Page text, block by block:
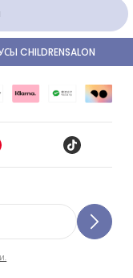
CHILDRENSALON